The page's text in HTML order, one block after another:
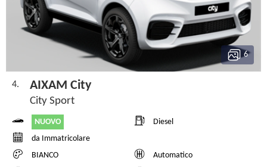
6
4. AIXAM City
City Sport
NUOVO
Diesel
da Immatricolare
BIANCO
Automatico